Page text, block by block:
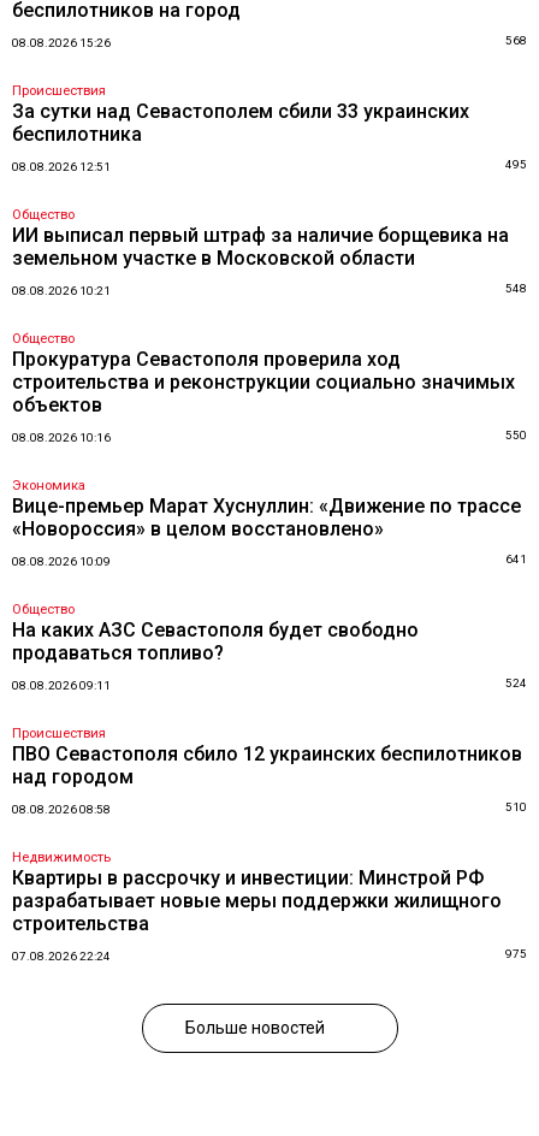
беспилотников на город
08.08.2026 15:26 568
Происшествия
За сутки над Севастополем сбили 33 украинских
беспилотника
08.08.2026 12:51 495
Общество
ИИ выписал первый штраф за наличие борщевика на
земельном участке в Московской области
08.08.2026 10:21 548
Общество
Прокуратура Севастополя проверила ход
строительства и реконструкции социально значимых
объектов
08.08.2026 10:16 550
Экономика
Вице-премьер Марат Хуснуллин: «Движение по трассе
«Новороссия» в целом восстановлено»
08.08.2026 10:09 641
Общество
На каких АЗС Севастополя будет свободно
продаваться топливо?
08.08.2026 09:11 524
Происшествия
ПВО Севастополя сбило 12 украинских беспилотников
над городом
08.08.2026 08:58 510
Недвижимость
Квартиры в рассрочку и инвестиции: Минстрой РФ
разрабатывает новые меры поддержки жилищного
строительства
07.08.2026 22:24 975
Больше новостей